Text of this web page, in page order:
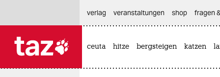
verlag
veranstaltungen shop fragen
ceuta hitze bergsteigen katzen